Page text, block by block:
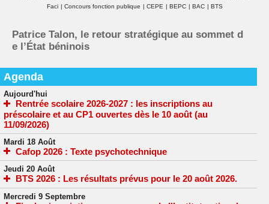
Faci | Concours fonction publique | CEPE | BEPC | BAC | BTS
Patrice Talon, le retour stratégique au sommet d
e l’État béninois
Agenda
Aujourd'hui
Rentrée scolaire 2026-2027 : les inscriptions au
préscolaire et au CP1 ouvertes dès le 10 août (au
11/09/2026)
Mardi 18 Août
Cafop 2026 : Texte psychotechnique
Jeudi 20 Août
BTS 2026 : Les résultats prévus pour le 20 août 2026.
Mercredi 9 Septembre